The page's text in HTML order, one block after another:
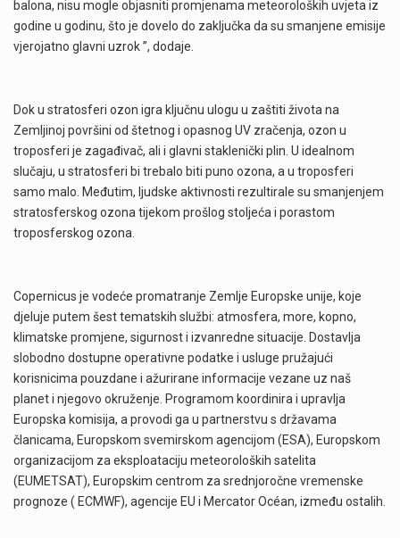
balona, ​​nisu mogle objasniti promjenama meteoroloških uvjeta iz
godine u godinu, što je dovelo do zaključka da su smanjene emisije
vjerojatno glavni uzrok ”, dodaje.
Dok u stratosferi ozon igra ključnu ulogu u zaštiti života na
Zemljinoj površini od štetnog i opasnog UV zračenja, ozon u
troposferi je zagađivač, ali i glavni staklenički plin. U idealnom
slučaju, u stratosferi bi trebalo biti puno ozona, a u troposferi
samo malo. Međutim, ljudske aktivnosti rezultirale su smanjenjem
stratosferskog ozona tijekom prošlog stoljeća i porastom
troposferskog ozona.
Copernicus je vodeće promatranje Zemlje Europske unije, koje
djeluje putem šest tematskih službi: atmosfera, more, kopno,
klimatske promjene, sigurnost i izvanredne situacije. Dostavlja
slobodno dostupne operativne podatke i usluge pružajući
korisnicima pouzdane i ažurirane informacije vezane uz naš
planet i njegovo okruženje. Programom koordinira i upravlja
Europska komisija, a provodi ga u partnerstvu s državama
članicama, Europskom svemirskom agencijom (ESA), Europskom
organizacijom za eksploataciju meteoroloških satelita
(EUMETSAT), Europskim centrom za srednjoročne vremenske
prognoze ( ECMWF), agencije EU i Mercator Océan, između ostalih.